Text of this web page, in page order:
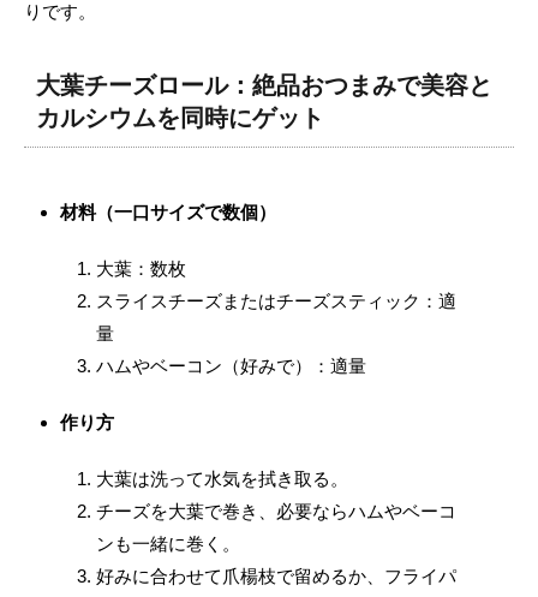
りです。
大葉チーズロール：絶品おつまみで美容と
カルシウムを同時にゲット
材料（一口サイズで数個）
大葉：数枚
スライスチーズまたはチーズスティック：適
量
ハムやベーコン（好みで）：適量
作り方
大葉は洗って水気を拭き取る。
チーズを大葉で巻き、必要ならハムやベーコ
ンも一緒に巻く。
好みに合わせて爪楊枝で留めるか、フライパ